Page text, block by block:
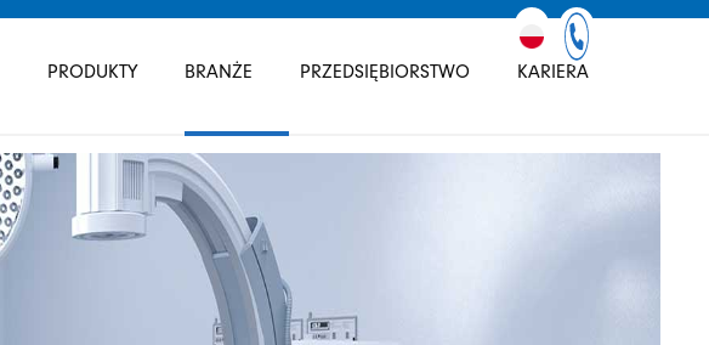
PRODUKTY BRANŻE PRZEDSIĘBIORSTWO KARIERA